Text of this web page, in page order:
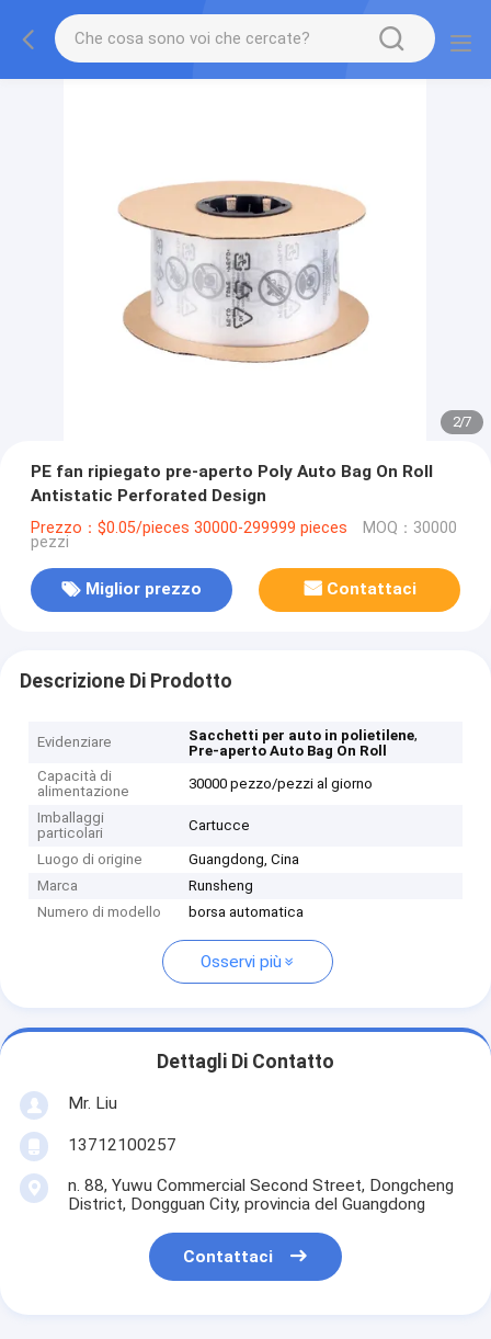
2/7
PE fan ripiegato pre-aperto Poly Auto Bag On Roll
Antistatic Perforated Design
Prezzo：$0.05/pieces 30000-299999 pieces MOQ：30000
pezzi
Miglior prezzo Contattaci
Descrizione Di Prodotto
Evidenziare Sacchetti per auto in polietilene,
Pre-aperto Auto Bag On Roll
Capacità di
alimentazione
30000 pezzo/pezzi al giorno
Imballaggi
particolari
Cartucce
Luogo di origine
Guangdong, Cina
Marca
Runsheng
Numero di modello
borsa automatica
Osservi più
Dettagli Di Contatto
Mr. Liu
13712100257
n. 88, Yuwu Commercial Second Street, Dongcheng
District, Dongguan City, provincia del Guangdong
Contattaci